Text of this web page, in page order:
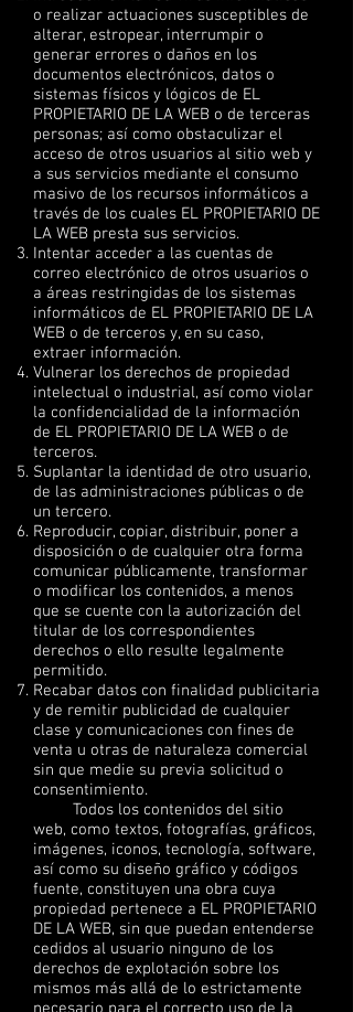
o realizar actuaciones susceptibles de
alterar, estropear, interrumpir o
generar errores o daños en los
documentos electrónicos, datos o
sistemas físicos y lógicos de EL
PROPIETARIO DE LA WEB o de terceras
personas; así como obstaculizar el
acceso de otros usuarios al sitio web y
a sus servicios mediante el consumo
masivo de los recursos informáticos a
través de los cuales EL PROPIETARIO DE
LA WEB presta sus servicios.
Intentar acceder a las cuentas de
correo electrónico de otros usuarios o
a áreas restringidas de los sistemas
informáticos de EL PROPIETARIO DE LA
WEB o de terceros y, en su caso,
extraer información.
Vulnerar los derechos de propiedad
intelectual o industrial, así como violar
la confidencialidad de la información
de EL PROPIETARIO DE LA WEB o de
terceros.
Suplantar la identidad de otro usuario,
de las administraciones públicas o de
un tercero.
Reproducir, copiar, distribuir, poner a
disposición o de cualquier otra forma
comunicar públicamente, transformar
o modificar los contenidos, a menos
que se cuente con la autorización del
titular de los correspondientes
derechos o ello resulte legalmente
permitido.
Recabar datos con finalidad publicitaria
y de remitir publicidad de cualquier
clase y comunicaciones con fines de
venta u otras de naturaleza comercial
sin que medie su previa solicitud o
consentimiento.
Todos los contenidos del sitio
web, como textos, fotografías, gráficos,
imágenes, iconos, tecnología, software,
así como su diseño gráfico y códigos
fuente, constituyen una obra cuya
propiedad pertenece a EL PROPIETARIO
DE LA WEB, sin que puedan entenderse
cedidos al usuario ninguno de los
derechos de explotación sobre los
mismos más allá de lo estrictamente